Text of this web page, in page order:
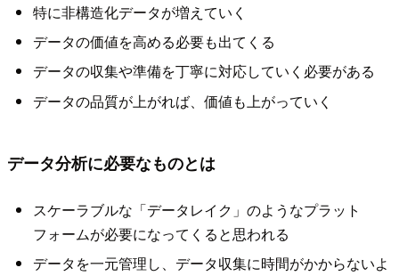
特に非構造化データが増えていく
データの価値を高める必要も出てくる
データの収集や準備を丁寧に対応していく必要がある
データの品質が上がれば、価値も上がっていく
データ分析に必要なものとは
スケーラブルな「データレイク」のようなプラット
フォームが必要になってくると思われる
データを一元管理し、データ収集に時間がかからないよ